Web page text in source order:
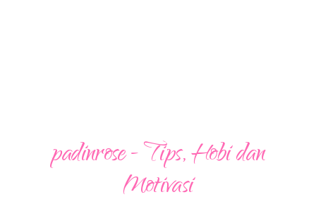
padinrose - Tips, Hobi dan
Motivasi